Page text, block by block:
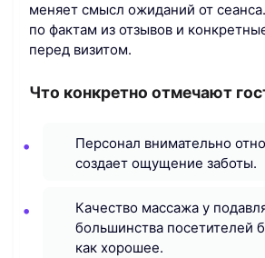
меняет смысл ожиданий от
по фактам из отзывов и
перед визитом.
Что конкретно отмечают
Персонал внимательно
создает ощущение заботы.
Качество массажа у
большинства посетителей
как хорошее.